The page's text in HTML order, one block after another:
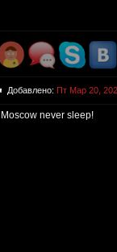
Добавлено: Пт Мар 20,
Moscow never sleep!